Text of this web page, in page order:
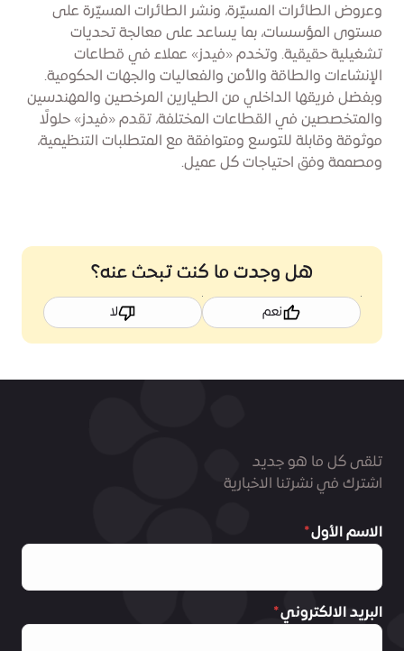
وعروض الطائرات المسيّرة، ونشر الطائرات المسيّرة على
مستوى المؤسسات، بما يساعد على معالجة تحديات
تشغيلية حقيقية. وتخدم «فيدز» عملاء في قطاعات
الإنشاءات والطاقة والأمن والفعاليات والجهات الحكومية.
وبفضل فريقها الداخلي من الطيارين المرخصين والمهندسين
والمتخصصين في القطاعات المختلفة، تقدم «فيدز» حلولًا
موثوقة وقابلة للتوسع ومتوافقة مع المتطلبات التنظيمية،
ومصممة وفق احتياجات كل عميل.
هل وجدت ما كنت تبحث عنه؟
نعم لا
تلقى كل ما هو جديد
اشترك في نشرتنا الاخبارية
الاسم الأول
البريد الالكتروني